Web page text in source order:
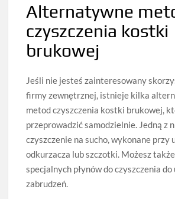
Alternatywne
czyszczenia kostki
brukowej
Jeśli nie jesteś zainteresowany
firmy zewnętrznej, istnieje kilka
metod czyszczenia kostki brukowej,
przeprowadzić samodzielnie. Jedną z
czyszczenie na sucho, wykonane przy
odkurzacza lub szczotki. Możesz
specjalnych płynów do czyszczenia
zabrudzeń.